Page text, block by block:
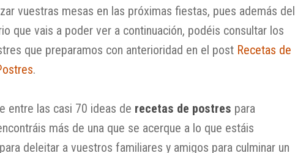
vuestras mesas en las próximas fiestas, pues además del
que vais a poder ver a continuación, podéis consultar los
que preparamos con anterioridad en el post Recetas de
.
entre las casi 70 ideas de recetas de postres para
más de una que se acerque a lo que estáis
deleitar a vuestros familiares y amigos para culminar un